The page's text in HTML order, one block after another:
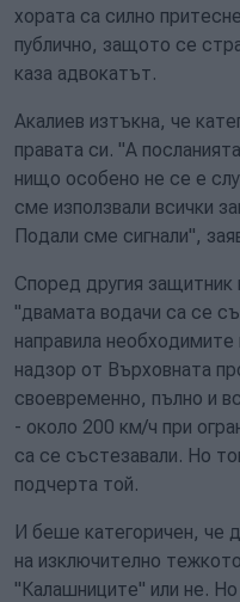
хората са силно
публично, защото се
каза адвокатът.
Акалиев изтъкна, че
правата си. "А
нищо особено не се е
сме използвали всички
Подали сме сигнали",
Според другия
"двамата водачи са се
направила
надзор от Върховната
своевременно, пълно и
- около 200 км/ч при
са се състезавали. Но
подчерта той.
И беше категоричен, че
на изключително
"Калашниците" или не.